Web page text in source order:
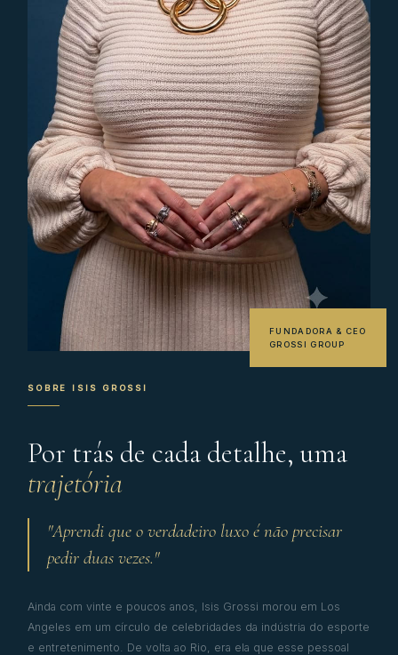
FUNDADORA & CEO
GROSSI GROUP
SOBRE ISIS GROSSI
Por trás de cada detalhe, uma
trajetória
"Aprendi que o verdadeiro luxo é não precisar
pedir duas vezes."
Ainda com vinte e poucos anos, Isis Grossi morou em Los
Angeles em um círculo de celebridades da indústria do esporte
e entretenimento. De volta ao Rio, era ela que esse pessoal